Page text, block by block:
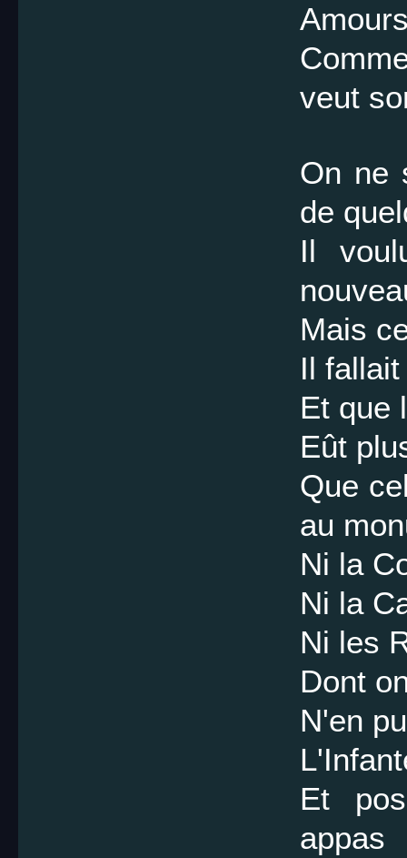
veut
On ne
de
Il
Mais
Il
Et que
Eût
Que
au
Ni la
Ni la
Ni les
Dont
N'en
Et
appas